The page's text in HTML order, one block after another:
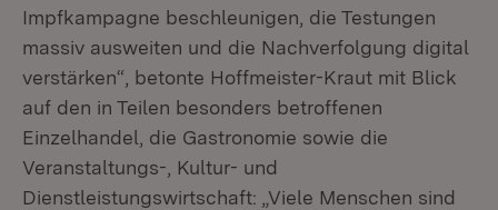
Impfkampagne beschleunigen, die Testungen
massiv ausweiten und die Nachverfolgung digital
verstärken“, betonte Hoffmeister-Kraut mit Blick
auf den in Teilen besonders betroffenen
Einzelhandel, die Gastronomie sowie die
Veranstaltungs-, Kultur- und
Dienstleistungswirtschaft: „Viele Menschen sind